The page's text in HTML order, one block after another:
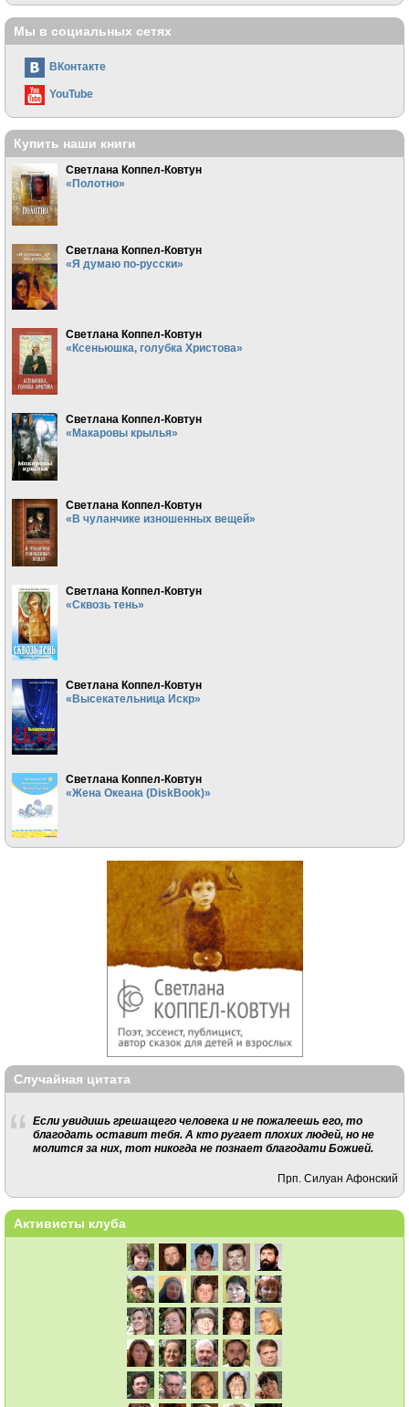
Мы в социальных сетях
ВКонтакте
YouTube
Купить наши книги
Светлана Коппел-Ковтун
«Полотно»
Светлана Коппел-Ковтун
«Я думаю по-русски»
Светлана Коппел-Ковтун
«Ксеньюшка, голубка Христова»
Светлана Коппел-Ковтун
«Макаровы крылья»
Светлана Коппел-Ковтун
«В чуланчике изношенных вещей»
Светлана Коппел-Ковтун
«Сквозь тень»
Светлана Коппел-Ковтун
«Высекательница Искр»
Светлана Коппел-Ковтун
«Жена Океана (DiskBook)»
Случайная цитата
Если увидишь грешащего человека и не пожалеешь его, то
благодать оставит тебя. А кто ругает плохих людей, но не
молится за них, тот никогда не познает благодати Божией.
Прп. Силуан Афонский
Активисты клуба